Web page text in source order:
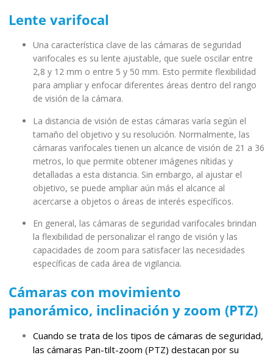
Lente varifocal
Una característica clave de las cámaras de seguridad
varifocales es su lente ajustable, que suele oscilar entre
2,8 y 12 mm o entre 5 y 50 mm. Esto permite flexibilidad
para ampliar y enfocar diferentes áreas dentro del rango
de visión de la cámara.
La distancia de visión de estas cámaras varía según el
tamaño del objetivo y su resolución. Normalmente, las
cámaras varifocales tienen un alcance de visión de 21 a 36
metros, lo que permite obtener imágenes nítidas y
detalladas a esta distancia. Sin embargo, al ajustar el
objetivo, se puede ampliar aún más el alcance al
acercarse a objetos o áreas de interés específicos.
En general, las cámaras de seguridad varifocales brindan
la flexibilidad de personalizar el rango de visión y las
capacidades de zoom para satisfacer las necesidades
específicas de cada área de vigilancia.
Cámaras con movimiento
panorámico, inclinación y zoom (PTZ)
Cuando se trata de los tipos de cámaras de seguridad,
las cámaras Pan-tilt-zoom (PTZ) destacan por su